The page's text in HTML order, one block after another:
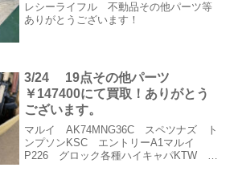
レシーライフル 不動品その他パーツ等
ありがとうございます！
3/24 19点その他パーツ
￥147400にて買取！ありがとう
ございます。
マルイ AK74MNG36C スペツナズ ト
ンプソンKSC エントリーA1マルイ
P226 グロック各種ハイキャパKTW イ